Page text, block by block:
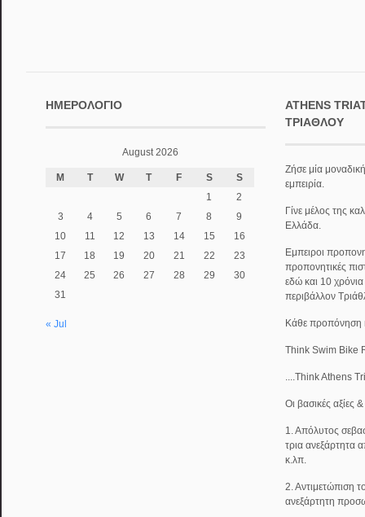
ΗΜΕΡΟΛΌΓΙΟ
August 2026
M T W T F S
S
1
2
3
4 5 6 7 8
9
10
11 12 13 14 15
16
17
18 19 20 21 22
23
24
25 26 27 28 29
30
31
« Jul
ATHENS
ΤΡΙΆΘΛΟΥ
Ζήσε μία
εμπειρία.
Γίνε μέλος της
Ελλάδα.
Εμπειροι
προπονητικές
εδώ και 10
περιβάλλον
Κάθε προπόνηση
Think Swim Bike
....Think Athens
Οι βασικές αξίες
1. Απόλυτος
τρια ανεξάρτητα
κ.λπ.
2. Αντιμετώπιση
ανεξάρτητη